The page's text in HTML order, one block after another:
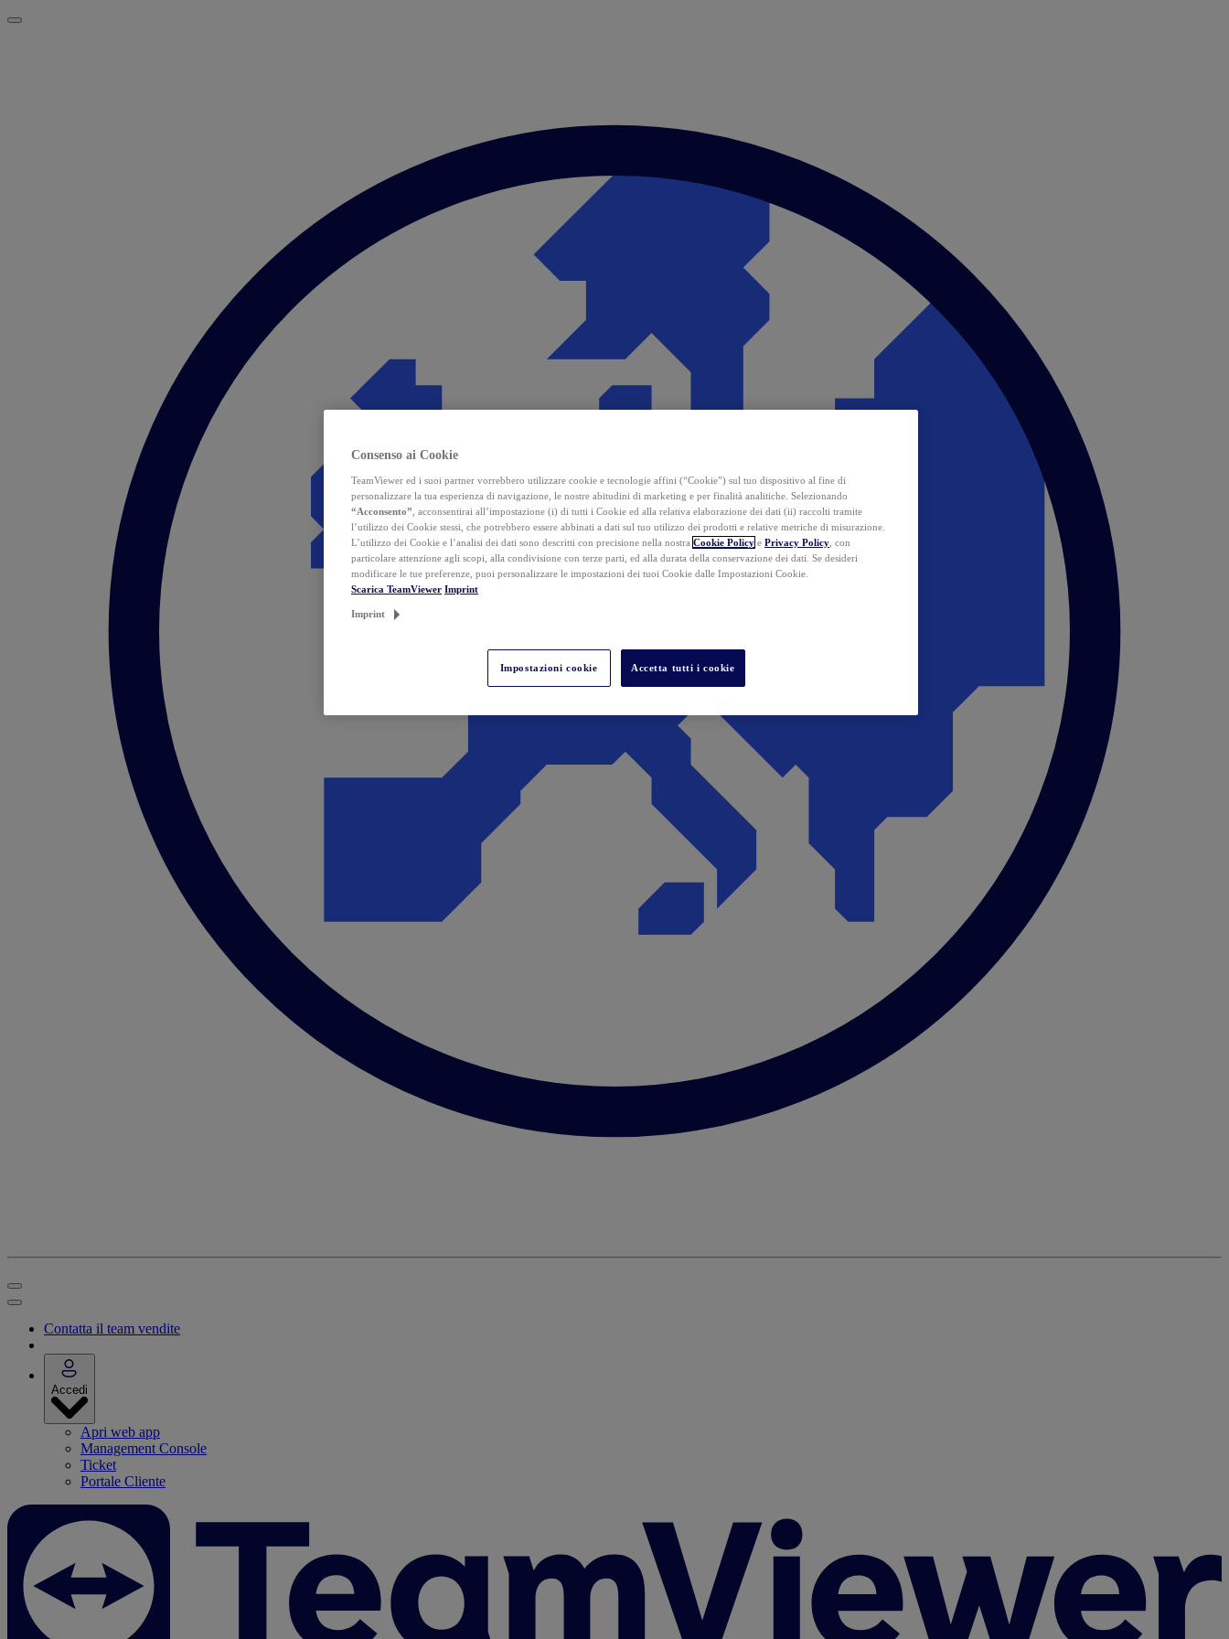
Contatta il team vendite
Accedi
Apri web app
Management Console
Ticket
Portale Cliente
Consenso ai Cookie
TeamViewer ed i suoi partner vorrebbero utilizzare cookie e tecnologie affini (“Cookie”) sul tuo dispositivo al fine di
personalizzare la tua esperienza di navigazione, le nostre abitudini di marketing e per finalità analitiche. Selezionando
“Acconsento” , acconsentirai all’impostazione (i) di tutti i Cookie ed alla relativa elaborazione dei dati (ii) raccolti tramite
l’utilizzo dei Cookie stessi, che potrebbero essere abbinati a dati sul tuo utilizzo dei prodotti e relative metriche di misurazione.
L’utilizzo dei Cookie e l’analisi dei dati sono descritti con precisione nella nostra Cookie Policy e Privacy Policy , con
particolare attenzione agli scopi, alla condivisione con terze parti, ed alla durata della conservazione dei dati. Se desideri
modificare le tue preferenze, puoi personalizzare le impostazioni dei tuoi Cookie dalle Impostazioni Cookie.
Scarica TeamViewer Imprint
Imprint
Impostazioni cookie Accetta tutti i cookie